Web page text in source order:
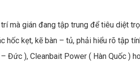
mà gián đang tập trung để tiêu diệt
hốc kẹt, kẽ bàn – tủ, phải hiểu rõ tập
), Cleanbait Power ( Hàn Quốc )